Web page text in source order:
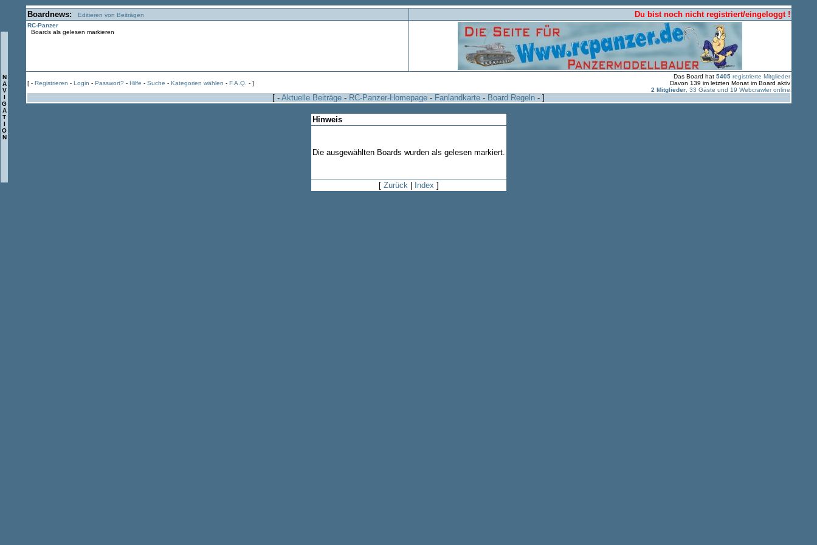
N
A
V
I
G
A
T
I
O
N
Boardnews: Editieren von Beiträgen Du bist noch nicht registriert/eingeloggt !
RC-Panzer
Boards als gelesen markieren
[ - Registrieren - Login - Passwort? - Hilfe - Suche - Kategorien wählen - F.A.Q. - ]
Das Board hat 5405registrierte Mitglieder
Davon 139 im letzten Monat im Board aktiv
2 Mitglieder, 33 Gäste und 19 Webcrawler online
[ - Aktuelle Beiträge - RC-Panzer-Homepage - Fanlandkarte - Board Regeln - ]
Hinweis
Die ausgewählten Boards wurden als gelesen markiert.
[ Zurück| Index ]